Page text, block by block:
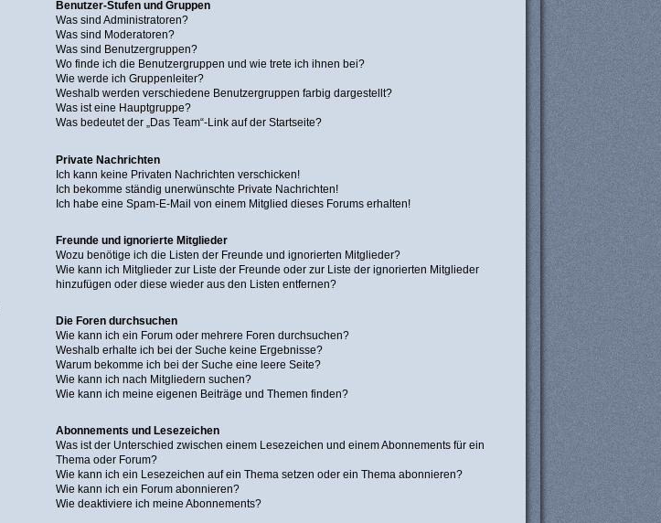
Benutzer-Stufen und Gruppen
Was sind Administratoren?
Was sind Moderatoren?
Was sind Benutzergruppen?
Wo finde ich die Benutzergruppen und wie trete ich ihnen bei?
Wie werde ich Gruppenleiter?
Weshalb werden verschiedene Benutzergruppen farbig dargestellt?
Was ist eine Hauptgruppe?
Was bedeutet der „Das Team“-Link auf der Startseite?
Private Nachrichten
Ich kann keine Privaten Nachrichten verschicken!
Ich bekomme ständig unerwünschte Private Nachrichten!
Ich habe eine Spam-E-Mail von einem Mitglied dieses Forums erhalten!
Freunde und ignorierte Mitglieder
Wozu benötige ich die Listen der Freunde und ignorierten Mitglieder?
Wie kann ich Mitglieder zur Liste der Freunde oder zur Liste der ignorierten Mitglieder
hinzufügen oder diese wieder aus den Listen entfernen?
Die Foren durchsuchen
Wie kann ich ein Forum oder mehrere Foren durchsuchen?
Weshalb erhalte ich bei der Suche keine Ergebnisse?
Warum bekomme ich bei der Suche eine leere Seite?
Wie kann ich nach Mitgliedern suchen?
Wie kann ich meine eigenen Beiträge und Themen finden?
Abonnements und Lesezeichen
Was ist der Unterschied zwischen einem Lesezeichen und einem Abonnements für ein
Thema oder Forum?
Wie kann ich ein Lesezeichen auf ein Thema setzen oder ein Thema abonnieren?
Wie kann ich ein Forum abonnieren?
Wie deaktiviere ich meine Abonnements?